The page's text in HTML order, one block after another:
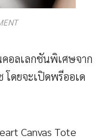
อลเลกชันพิเศษจาก
โดยจะเปิดพรีออเด
Canvas Tote